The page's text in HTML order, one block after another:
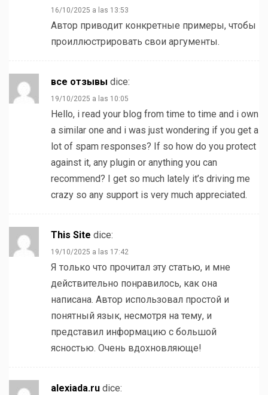
16/10/2025 a las 13:53
Автор приводит конкретные примеры, чтобы
проиллюстрировать свои аргументы.
все отзывы dice:
19/10/2025 a las 10:05
Hello, i read your blog from time to time and i own
a similar one and i was just wondering if you get a
lot of spam responses? If so how do you protect
against it, any plugin or anything you can
recommend? I get so much lately it’s driving me
crazy so any support is very much appreciated.
This Site dice:
19/10/2025 a las 17:42
Я только что прочитал эту статью, и мне
действительно понравилось, как она
написана. Автор использовал простой и
понятный язык, несмотря на тему, и
представил информацию с большой
ясностью. Очень вдохновляюще!
alexiada.ru dice: